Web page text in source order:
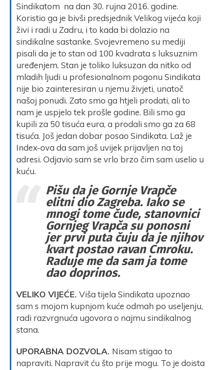
Sindikatom na dan 30. rujna 2016. godine.
Koristio ga je bivši predsjednik Velikog vijeća koji
živi i radi u Zadru, i to kada bi dolazio na
sindikalne sastanke. Svojevremeno su mediji
pisali da je to stan od 100 kvadrata s luksuznim
uređenjem. Stan je toliko luksuzan da nitko od
mladih ljudi u profesionalnom pogonu Sindikata
nije bio zainteresiran u njemu živjeti, unatoč
našoj ponudi. Zato smo ga htjeli prodati, ali to
nam je uspjelo tek prošle godine. Bili smo ga
kupili za 50 tisuća eura, a prodali smo ga za 68
tisuća. Još jedan dobar posao Sindikata. Laž je
Index-ova da sam još uvijek prijavljen na toj
adresi. Odjavio sam se vrlo brzo čim sam uselio u
kuću.
Pišu da je Gornje Vrapče
elitni dio Zagreba. Iako se
mnogi tome čude, stanovnici
Gornjeg Vrapča su ponosni
jer prvi puta čuju da je njihov
kvart postao ravan Cmroku.
Raduje me da sam ja tome
dao doprinos.
VELIKO VIJEĆE. Viša tijela Sindikata upoznao
sam s mojom kupnjom kuće odmah po useljenju,
radi razvrgnuća ugovora o najmu sindikalnog
stana.
UPORABNA DOZVOLA. Nisam stigao to
napraviti. Napravit ću što prije mogu. To je doista